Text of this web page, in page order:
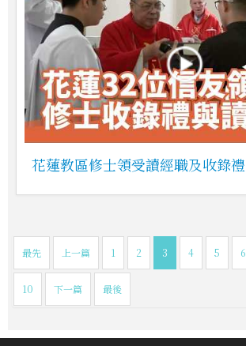
花蓮教區修士領受讀經職及收錄禮
最先 上一篇 1 2 3 4 5 6
10 下一篇 最後